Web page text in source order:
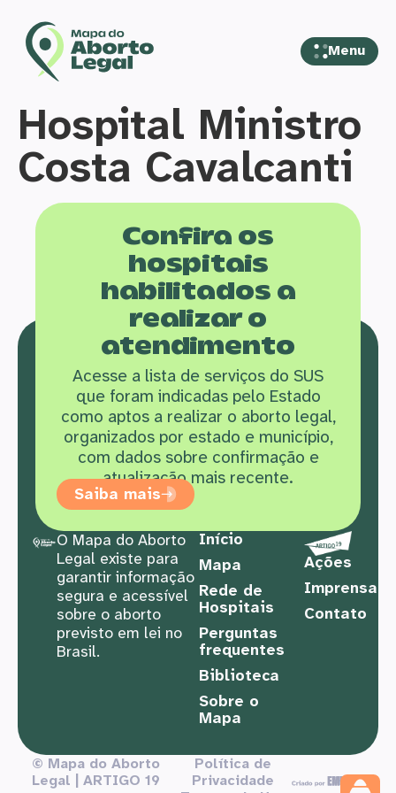
Menu
Hospital Ministro
Costa Cavalcanti
Confira os
hospitais
habilitados a
realizar o
atendimento
Acesse a lista de serviços do SUS
que foram indicadas pelo Estado
como aptos a realizar o aborto legal,
organizados por estado e município,
com dados sobre confirmação e
atualização mais recente.
Saiba mais
O Mapa do Aborto
Legal existe para
garantir informação
segura e acessível
sobre o aborto
previsto em lei no
Brasil.
Início
Mapa
Rede de
Hospitais
Perguntas
frequentes
Biblioteca
Sobre o
Mapa
Ações
Imprensa
Contato
© Mapa do Aborto
Legal | ARTIGO 19
Política de
Privacidade